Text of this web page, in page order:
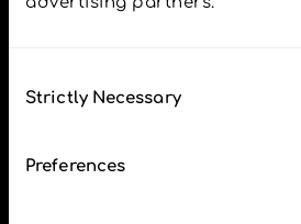
Selection
Strictly Necessary
Preferences
ΒΗΜΑ 1
Κατεβάστε δωρεάν